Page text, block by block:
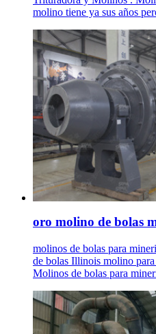
molino tiene ya sus años
oro molino de bolas
molinos de bolas para
de bolas Illinois molino
Molinos de bolas para